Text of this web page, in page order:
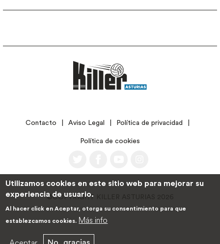
LEGALContacto Aviso Legal Política de privacidad
Política de cookies
©COPYRIGHT KILLER ASTURIAS 2026
Utilizamos cookies en este sitio web para mejorar su
experiencia de usuario.
Al hacer click en Aceptar, otorga su consentimiento para que
establezcamos cookies. Más info